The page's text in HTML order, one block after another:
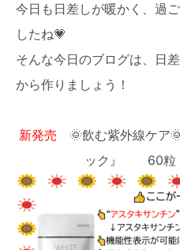
お電話で
090-
営業時間
オン
毛穴・たるみ・エイジング
インスタ
今日も日差しが暖かく、過
したね💗
そんな今日のブログは、日
から作りましょう！
新発売 🌞飲む紫外線ケア
ック』 60粒